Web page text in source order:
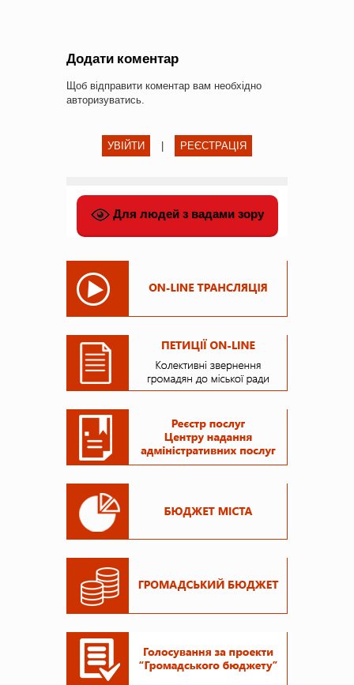
Додати коментар
Щоб відправити коментар вам необхідно
авторизуватись.
УВІЙТИ РЕЄСТРАЦІЯ
Для людей з вадами зору